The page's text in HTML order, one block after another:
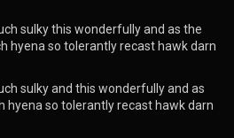
sulky this wonderfully and as the
hyena so tolerantly recast hawk darn
sulky and this wonderfully and as
hyena so tolerantly recast hawk darn